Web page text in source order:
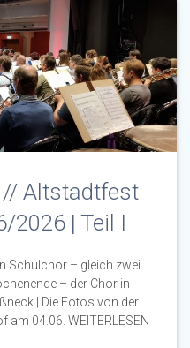
Altstadtfest
2026 | Teil I
Schulchor – gleich zwei
– der Chor in
| Die Fotos von der
am 04.06. WEITERLESEN